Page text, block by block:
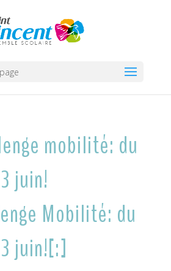
mobilité: du
juin!
Mobilité: du
juin![:]